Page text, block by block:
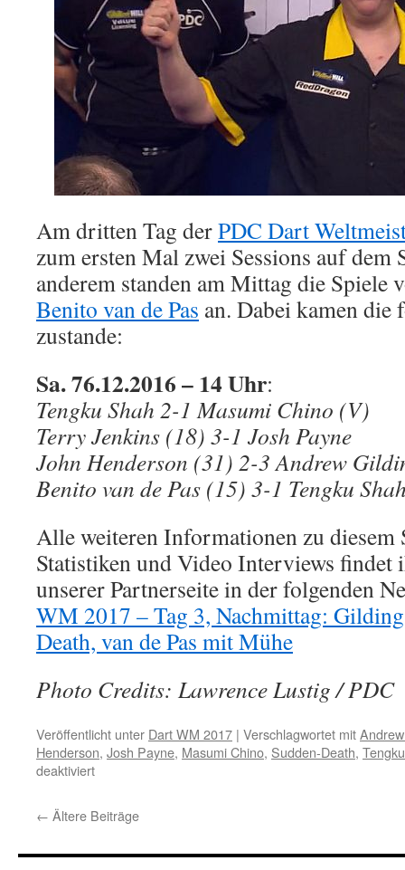
Am dritten Tag derPDC Dart
zum ersten Mal zwei Sessions auf dem
anderem standen am Mittag die Spiele
Benito van de Pas an. Dabei kamen die
zustande:
Sa. 76.12.2016 – 14 Uhr:
Tengku Shah 2-1 Masumi Chino (V)
Terry Jenkins (18) 3-1 Josh Payne
John Henderson (31) 2-3 Andrew
Benito van de Pas (15) 3-1 Tengku
Alle weiteren Informationen zu diesem
Statistiken und Video Interviews findet
unserer Partnerseite in der folgenden
WM 2017 – Tag 3, Nachmittag:
Death, van de Pas mit Mühe
Photo Credits: Lawrence Lustig / PDC
Veröffentlicht unter Dart WM 2017 | Verschlagwortet mit
Henderson, Josh Payne, Masumi Chino, Sudden-Death,
deaktiviertfür
WM
Tag
← Ältere Beiträge